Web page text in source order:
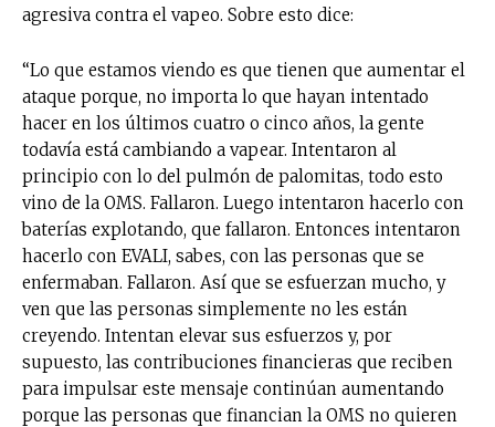
agresiva contra el vapeo. Sobre esto dice:
“Lo que estamos viendo es que tienen que aumentar el
ataque porque, no importa lo que hayan intentado
hacer en los últimos cuatro o cinco años, la gente
todavía está cambiando a vapear. Intentaron al
principio con lo del pulmón de palomitas, todo esto
vino de la OMS. Fallaron. Luego intentaron hacerlo con
baterías explotando, que fallaron. Entonces intentaron
hacerlo con EVALI, sabes, con las personas que se
enfermaban. Fallaron. Así que se esfuerzan mucho, y
ven que las personas simplemente no les están
creyendo. Intentan elevar sus esfuerzos y, por
supuesto, las contribuciones financieras que reciben
para impulsar este mensaje continúan aumentando
porque las personas que financian la OMS no quieren